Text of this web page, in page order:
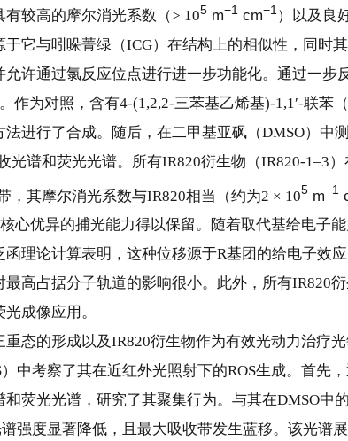
有较高的摩尔消光系数（> 105 m−1 cm−1 ）以及良
于它与吲哚菁绿（ICG）在结构上的相似性，同时
允许通过氯反应位点进行进一步功能化。通过一步
。作为对照，含有4-(1,2,2-三苯基乙烯基)-1,1′-联苯
法进行了合成。随后，在二甲基亚砜（DMSO）中
光谱和荧光光谱。所有IR820衍生物（IR820-1–3
，其摩尔消光系数与IR820相当（约为2 × 105 m−1
心优异的捕光能力得以保留。随着取代基给电子
函理论计算表明，这种位移源于R基团的给电子效
最高占据分子轨道的影响很小。此外，所有IR820
成像应用。
重态的形成以及IR820衍生物作为有效光动力治疗
中考察了其在近红外光照射下的ROS生成。首先
和荧光光谱，研究了其聚集行为。与其在DMSO中
谱强度显著降低，且最大吸收带发生蓝移。该光谱